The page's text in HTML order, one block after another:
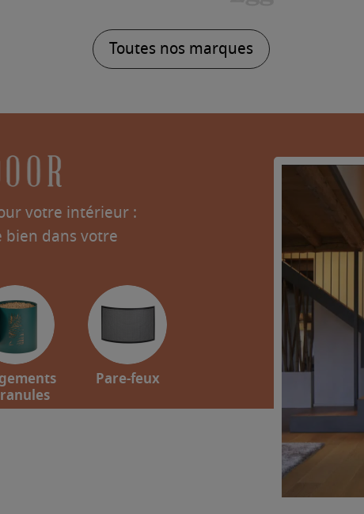
Toutes nos marques
votre intérieur :
bien dans votre
Pare-feux